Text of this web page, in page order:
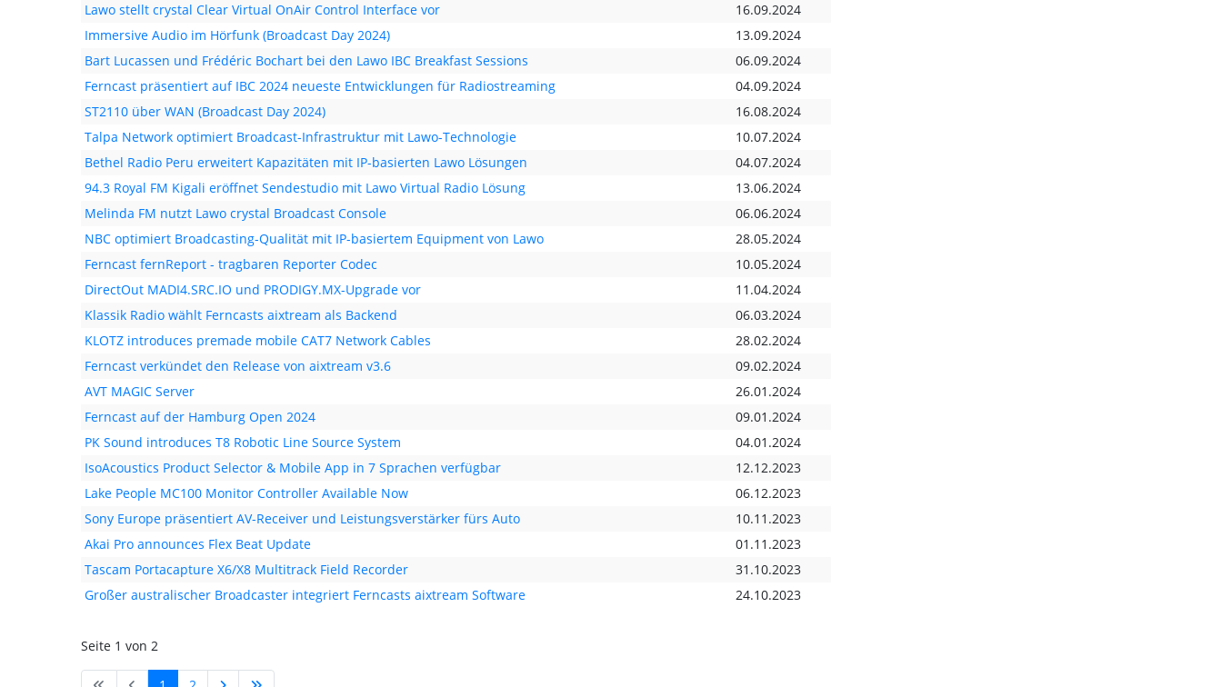
Lawo stellt crystal Clear Virtual OnAir Control Interface vor
16.09.2024
Immersive Audio im Hörfunk (Broadcast Day 2024)
13.09.2024
Bart Lucassen und Frédéric Bochart bei den Lawo IBC Breakfast Sessions
06.09.2024
Ferncast präsentiert auf IBC 2024 neueste Entwicklungen für Radiostreaming
04.09.2024
ST2110 über WAN (Broadcast Day 2024)
16.08.2024
Talpa Network optimiert Broadcast-Infrastruktur mit Lawo-Technologie
10.07.2024
Bethel Radio Peru erweitert Kapazitäten mit IP-basierten Lawo Lösungen
04.07.2024
94.3 Royal FM Kigali eröffnet Sendestudio mit Lawo Virtual Radio Lösung
13.06.2024
Melinda FM nutzt Lawo crystal Broadcast Console
06.06.2024
NBC optimiert Broadcasting-Qualität mit IP-basiertem Equipment von Lawo
28.05.2024
Ferncast fernReport - tragbaren Reporter Codec
10.05.2024
DirectOut MADI4.SRC.IO und PRODIGY.MX-Upgrade vor
11.04.2024
Klassik Radio wählt Ferncasts aixtream als Backend
06.03.2024
KLOTZ introduces premade mobile CAT7 Network Cables
28.02.2024
Ferncast verkündet den Release von aixtream v3.6
09.02.2024
AVT MAGIC Server
26.01.2024
Ferncast auf der Hamburg Open 2024
09.01.2024
PK Sound introduces T8 Robotic Line Source System
04.01.2024
IsoAcoustics Product Selector & Mobile App in 7 Sprachen verfügbar
12.12.2023
Lake People MC100 Monitor Controller Available Now
06.12.2023
Sony Europe präsentiert AV-Receiver und Leistungsverstärker fürs Auto
10.11.2023
Akai Pro announces Flex Beat Update
01.11.2023
Tascam Portacapture X6/X8 Multitrack Field Recorder
31.10.2023
Großer australischer Broadcaster integriert Ferncasts aixtream Software
24.10.2023
Seite 1 von 2